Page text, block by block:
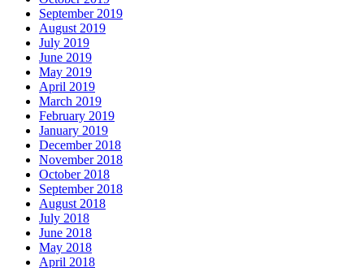
September 2019
August 2019
July 2019
June 2019
May 2019
April 2019
March 2019
February 2019
January 2019
December 2018
November 2018
October 2018
September 2018
August 2018
July 2018
June 2018
May 2018
April 2018